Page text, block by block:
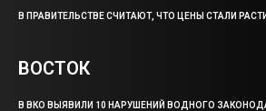
В ПРАВИТЕЛЬСТВЕ СЧИТАЮТ, ЧТО ЦЕНЫ СТАЛИ
ВОСТОК
В ВКО ВЫЯВИЛИ 10 НАРУШЕНИЙ ВОДНОГО